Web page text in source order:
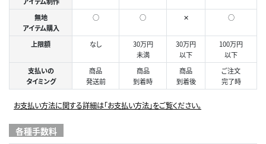
無地
アイテム購入
○ ○ ✕ ○
上限額 なし
30万円
未満
30万円
以下
100万円
以下
支払いの
タイミング
商品
発送前
商品
到着時
商品
到着後
ご注文
完了時
お支払い方法に関する詳細は「お支払い方法」をご覧ください。
各種手数料